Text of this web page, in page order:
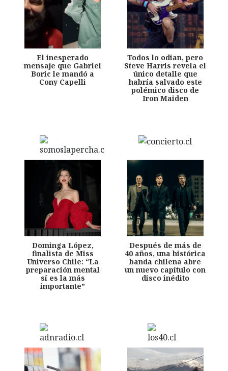
El inesperado
mensaje que Gabriel
Boric le mandó a
Cony Capelli
Todos lo odian, pero
Steve Harris revela el
único detalle que
habría salvado este
polémico disco de
Iron Maiden
Dominga López,
finalista de Miss
Universo Chile: “La
preparación mental
sí es la más
importante”
Después de más de
40 años, una histórica
banda chilena abre
un nuevo capítulo con
disco inédito